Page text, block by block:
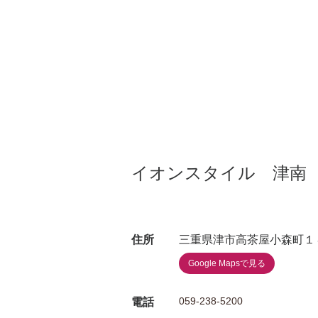
イオンスタイル 津南
住所 三重県津市高茶屋小森町１
Google Mapsで見る
電話 059-238-5200